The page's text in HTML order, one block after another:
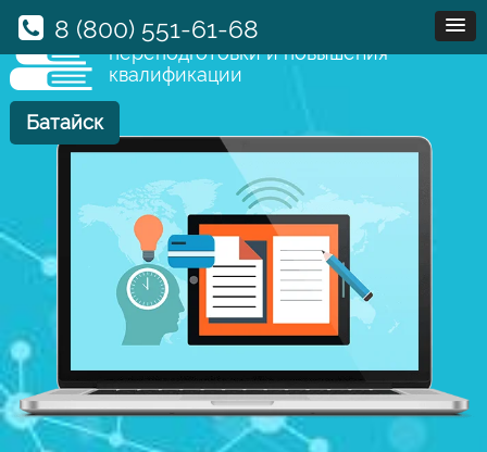
8 (800) 551-61-68
Учебный центр професcиональной
переподготовки и повышения
квалификации
Батайск